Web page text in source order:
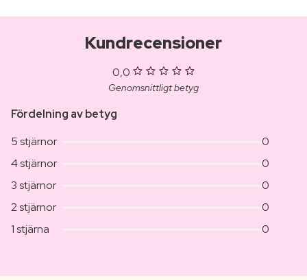
Kundrecensioner
0,0
Genomsnittligt betyg
Fördelning av betyg
5 stjärnor
0
4 stjärnor
0
3 stjärnor
0
2 stjärnor
0
1 stjärna
0